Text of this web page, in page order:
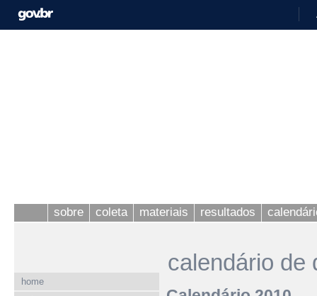
sobre coleta materiais resultados
home
calendário de